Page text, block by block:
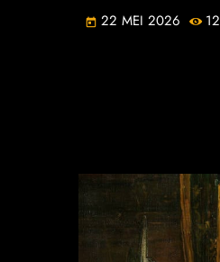
today 22 MEI 2026 12